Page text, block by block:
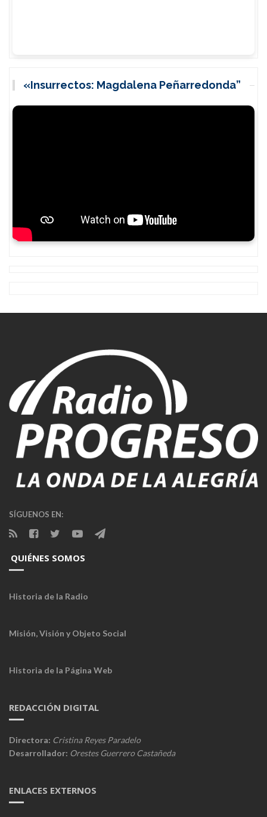
«Insurrectos: Magdalena Peñarredonda”
SÍGUENOS EN:
QUIÉNES SOMOS
Historia de la Radio
Misión, Visión y Objeto Social
Historia de la Página Web
REDACCIÓN DIGITAL
Directora: Cristina Reyes Paradelo
Desarrollador: Orestes Guerrero Castañeda
ENLACES EXTERNOS